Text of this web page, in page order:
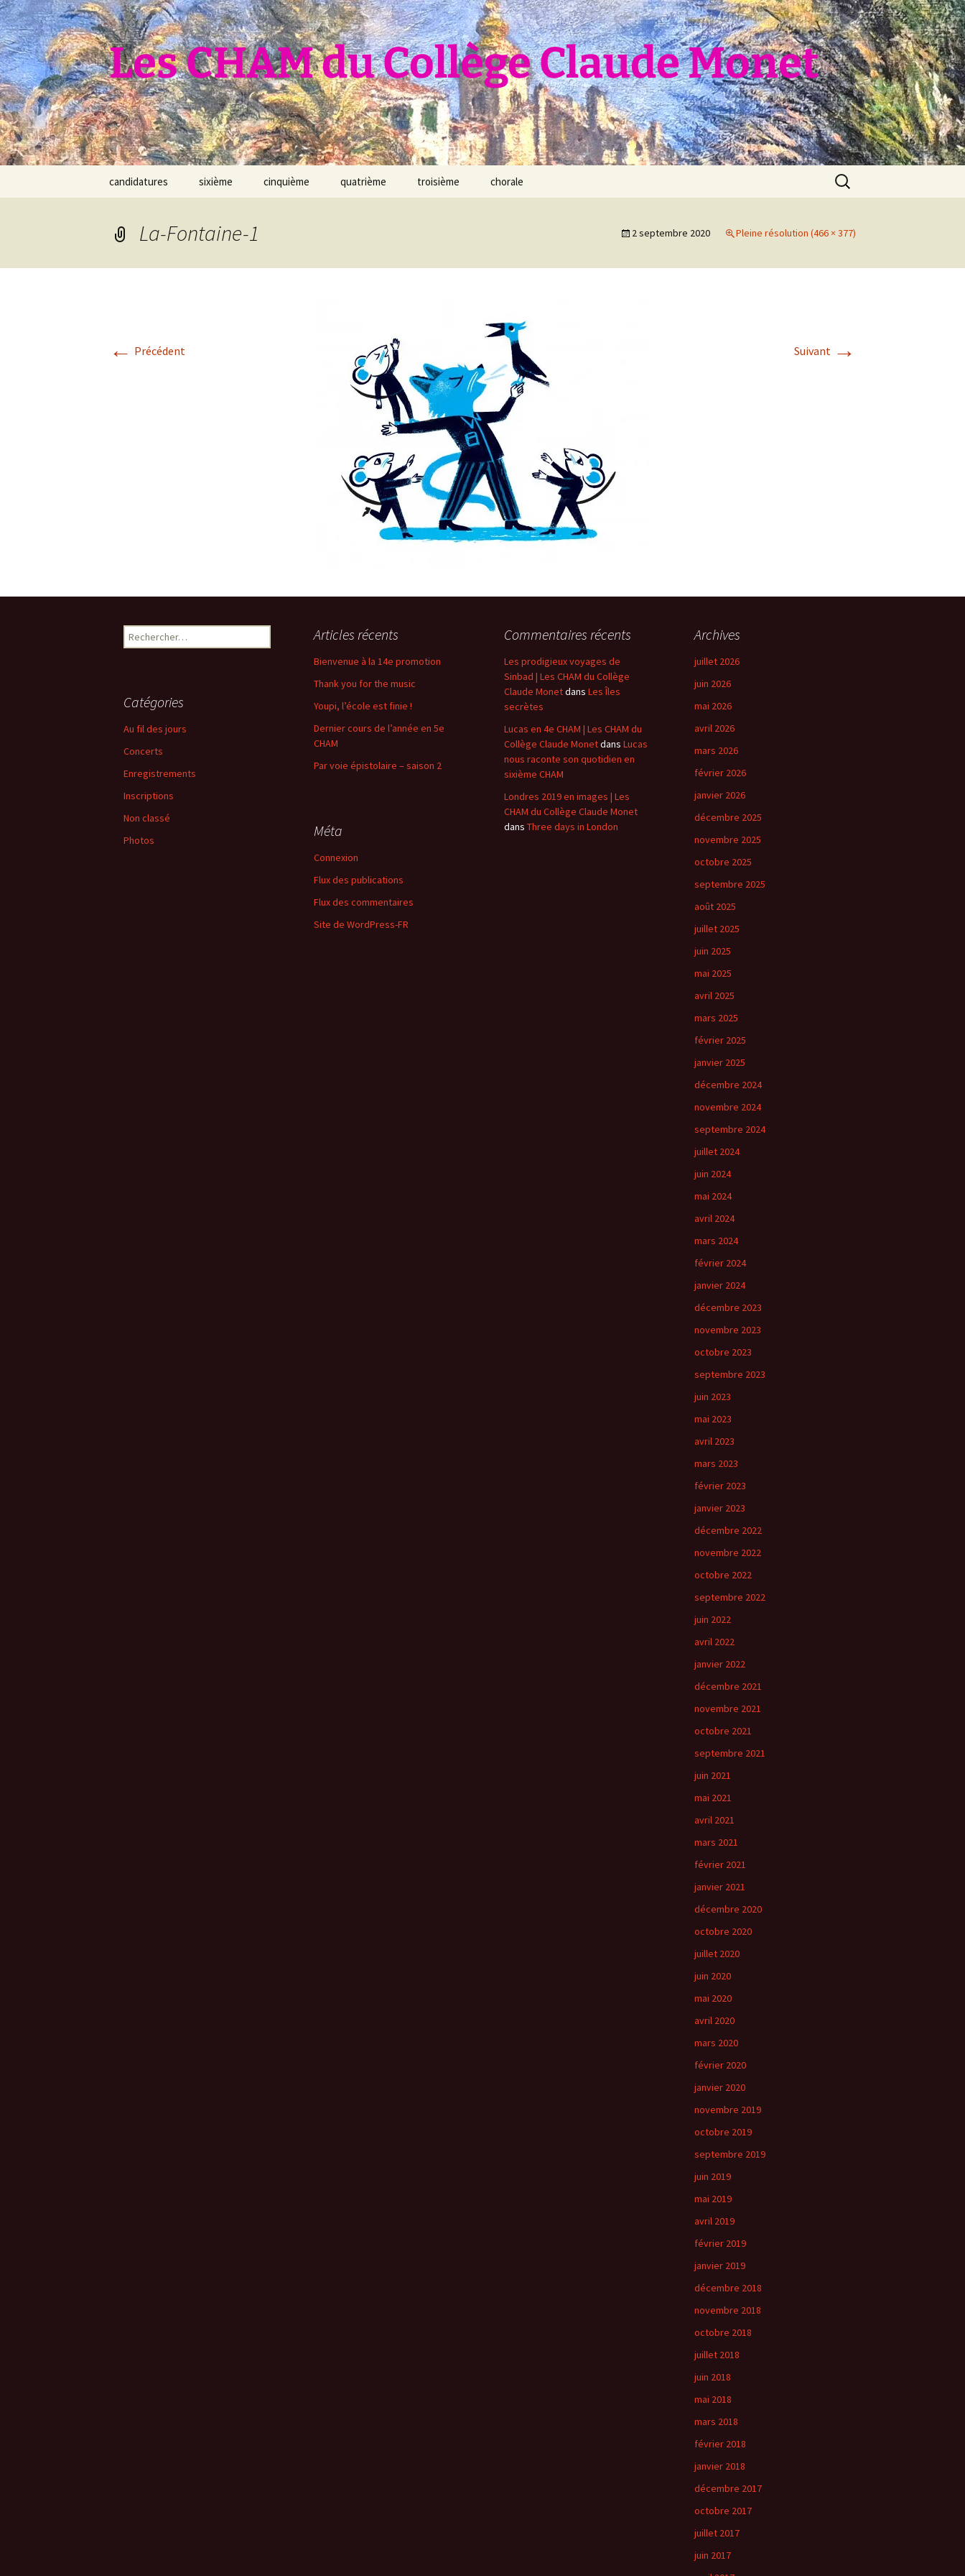
Aller
au
contenu
Les CHAM du Collège Claude Monet
candidatures sixième cinquième quatrième troisième chorale
Rechercher :
La-Fontaine-1 2 septembre 2020 Pleine résolution (466 × 377)
← Précédent Suivant →
Rechercher : Articles récents
Bienvenue à la 14e promotion
Thank you for the music
Youpi, l’école est finie !
Dernier cours de l’année en 5e
CHAM
Par voie épistolaire – saison 2
Commentaires récents
Les prodigieux voyages de
Sinbad | Les CHAM du Collège
Claude Monetdans Les Îles
secrètes
Lucas en 4e CHAM | Les CHAM du
Collège Claude Monetdans Lucas
nous raconte son quotidien en
sixième CHAM
Londres 2019 en images | Les
CHAM du Collège Claude Monet
dans Three days in London
Archives
juillet 2026
juin 2026
mai 2026
avril 2026
mars 2026
février 2026
janvier 2026
décembre 2025
novembre 2025
octobre 2025
septembre 2025
août 2025
juillet 2025
juin 2025
mai 2025
avril 2025
mars 2025
février 2025
janvier 2025
décembre 2024
novembre 2024
septembre 2024
juillet 2024
juin 2024
mai 2024
avril 2024
mars 2024
février 2024
janvier 2024
décembre 2023
novembre 2023
octobre 2023
septembre 2023
juin 2023
mai 2023
avril 2023
mars 2023
février 2023
janvier 2023
décembre 2022
novembre 2022
octobre 2022
septembre 2022
juin 2022
avril 2022
janvier 2022
décembre 2021
novembre 2021
octobre 2021
septembre 2021
juin 2021
mai 2021
avril 2021
mars 2021
février 2021
janvier 2021
décembre 2020
octobre 2020
juillet 2020
juin 2020
mai 2020
avril 2020
mars 2020
février 2020
janvier 2020
novembre 2019
octobre 2019
septembre 2019
juin 2019
mai 2019
avril 2019
février 2019
janvier 2019
décembre 2018
novembre 2018
octobre 2018
juillet 2018
juin 2018
mai 2018
mars 2018
février 2018
janvier 2018
décembre 2017
octobre 2017
juillet 2017
juin 2017
Catégories
Au fil des jours
Concerts
Enregistrements
Inscriptions
Non classé
Photos
Méta
Connexion
Flux des publications
Flux des commentaires
Site de WordPress-FR